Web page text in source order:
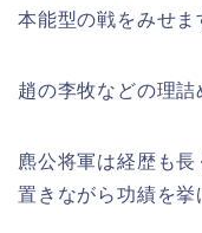
本能型の戦をみせま
趙の李牧などの理詰
麃公将軍は経歴も
置きながら功績を挙